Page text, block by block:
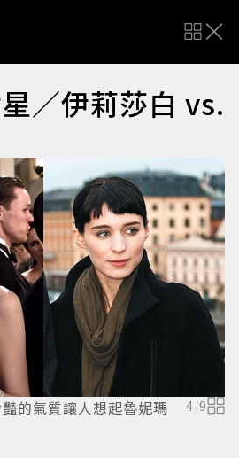
／伊莉莎白 vs.
的氣質讓人想起魯妮瑪
4/9